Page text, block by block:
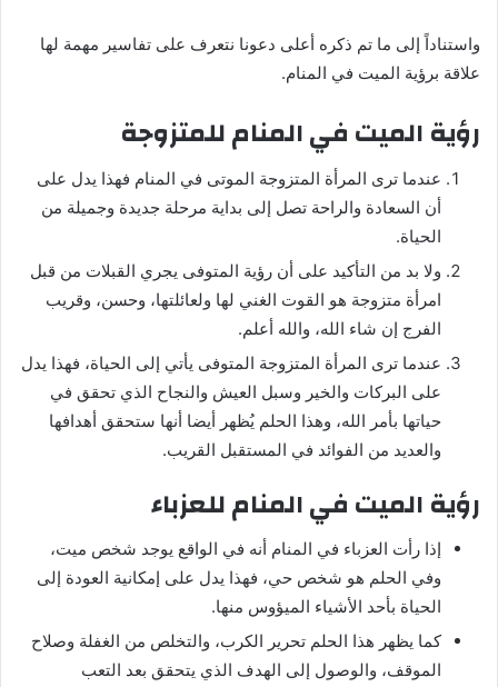
واستناداً إلى ما تم ذكره أعلى دعونا نتعرف على تفاسير مهمة لها
علاقة برؤية الميت في المنام.
رؤية الميت في المنام للمتزوجة
عندما ترى المرأة المتزوجة الموتى في المنام فهذا يدل على
أن السعادة والراحة تصل إلى بداية مرحلة جديدة وجميلة من
الحياة.
ولا بد من التأكيد على أن رؤية المتوفى يجري القبلات من قبل
امرأة متزوجة هو القوت الغني لها ولعائلتها، وحسن، وقريب
الفرج إن شاء الله، والله أعلم.
عندما ترى المرأة المتزوجة المتوفى يأتي إلى الحياة، فهذا يدل
على البركات والخير وسبل العيش والنجاح الذي تحقق في
حياتها بأمر الله، وهذا الحلم يُظهر أيضا أنها ستحقق أهدافها
والعديد من الفوائد في المستقبل القريب.
رؤية الميت في المنام للعزباء
إذا رأت العزباء في المنام أنه في الواقع يوجد شخص ميت،
وفي الحلم هو شخص حي، فهذا يدل على إمكانية العودة إلى
الحياة بأحد الأشياء الميؤوس منها.
كما يظهر هذا الحلم تحرير الكرب، والتخلص من الغفلة وصلاح
الموقف، والوصول إلى الهدف الذي يتحقق بعد التعب